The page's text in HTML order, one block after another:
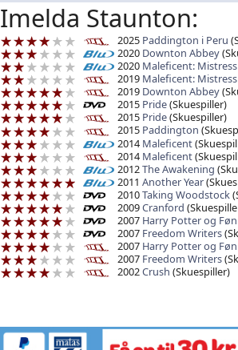
Imelda Staunton:
2025 Paddington i Peru
2020 Downton Abbey
2020 Maleficent:
2019 Maleficent:
2019 Downton Abbey
2015 Pride(Skuespiller)
2015 Pride(Skuespiller)
2015 Paddington
2014 Maleficent
2014 Maleficent
2012The Awakening
2011 Another Year
2010Taking Woodstock
2009Cranford
2007 Harry Potter og
2007 Freedom Writers
2007 Harry Potter og
2007 Freedom Writers
2002Crush (Skuespiller)